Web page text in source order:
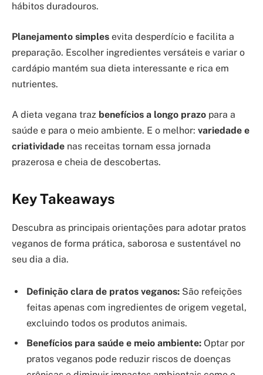
hábitos duradouros.
Planejamento simples evita desperdício e facilita a
preparação. Escolher ingredientes versáteis e variar o
cardápio mantém sua dieta interessante e rica em
nutrientes.
A dieta vegana traz benefícios a longo prazo para a
saúde e para o meio ambiente. E o melhor: variedade e
criatividade nas receitas tornam essa jornada
prazerosa e cheia de descobertas.
Key Takeaways
Descubra as principais orientações para adotar pratos
veganos de forma prática, saborosa e sustentável no
seu dia a dia.
Definição clara de pratos veganos: São refeições
feitas apenas com ingredientes de origem vegetal,
excluindo todos os produtos animais.
Benefícios para saúde e meio ambiente: Optar por
pratos veganos pode reduzir riscos de doenças